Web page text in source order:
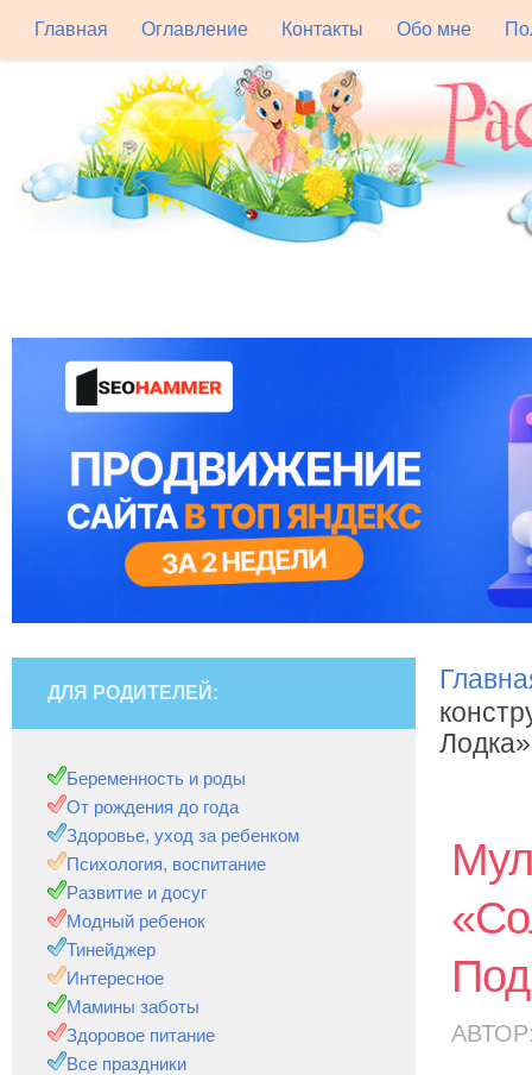
Главная Оглавление Контакты Обо мне
Лодка»
ДЛЯ РОДИТЕЛЕЙ:
Беременность и роды
От рождения до года
Здоровье, уход за ребенком
Психология, воспитание
Развитие и досуг
Модный ребенок
Тинейджер
Интересное
Мамины заботы
Здоровое питание
Все праздники